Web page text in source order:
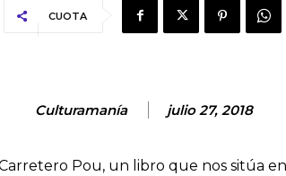
CUOTA
Culturamanía julio 27, 2018
Pou, un libro que nos sitúa